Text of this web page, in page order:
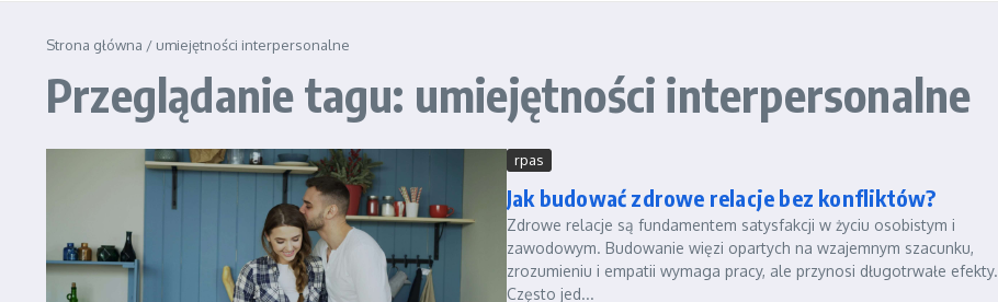
Strona główna / umiejętności interpersonalne
Przeglądanie tagu: umiejętności interpersonalne
rpas
Jak budować zdrowe relacje bez konfliktów?
Zdrowe relacje są fundamentem satysfakcji w życiu osobistym i
zawodowym. Budowanie więzi opartych na wzajemnym szacunku,
zrozumieniu i empatii wymaga pracy, ale przynosi długotrwałe efekty.
Często jed...